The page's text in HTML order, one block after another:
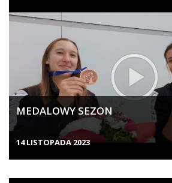
MEDALOWY SEZON
14 LISTOPADA 2023